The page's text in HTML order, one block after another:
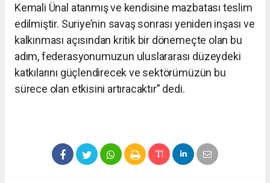
Kemali Ünal atanmış ve kendisine mazbatası teslim
edilmiştir. Suriye’nin savaş sonrası yeniden inşası ve
kalkınması açısından kritik bir dönemeçte olan bu
adım, federasyonumuzun uluslararası düzeydeki
katkılarını güçlendirecek ve sektörümüzün bu
sürece olan etkisini artıracaktır” dedi.